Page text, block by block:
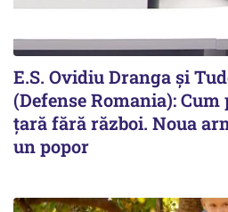
E.S. Ovidiu Dranga și
(Defense Romania):
țară fără război. Noua
un popor